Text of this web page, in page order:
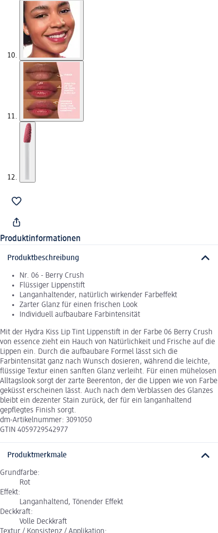
Produktinformationen
Produktbeschreibung
Nr. 06 - Berry Crush
Flüssiger Lippenstift
Langanhaltender, natürlich wirkender Farbeffekt
Zarter Glanz für einen frischen Look
Individuell aufbaubare Farbintensität
Mit der Hydra Kiss Lip Tint Lippenstift in der Farbe 06 Berry Crush
von essence zieht ein Hauch von Natürlichkeit und Frische auf die
Lippen ein. Durch die aufbaubare Formel lässt sich die
Farbintensität ganz nach Wunsch dosieren, während die leichte,
flüssige Textur einen sanften Glanz verleiht. Für einen mühelosen
Alltagslook sorgt der zarte Beerenton, der die Lippen wie von Farbe
geküsst erscheinen lässt. Auch nach dem Verblassen des Glanzes
bleibt ein dezenter Stain zurück, der für ein langanhaltend
gepflegtes Finish sorgt.
dm-Artikelnummer: 3091050
GTIN 4059729542977
Produktmerkmale
Grundfarbe:
Rot
Effekt:
Langanhaltend, Tönender Effekt
Deckkraft:
Volle Deckkraft